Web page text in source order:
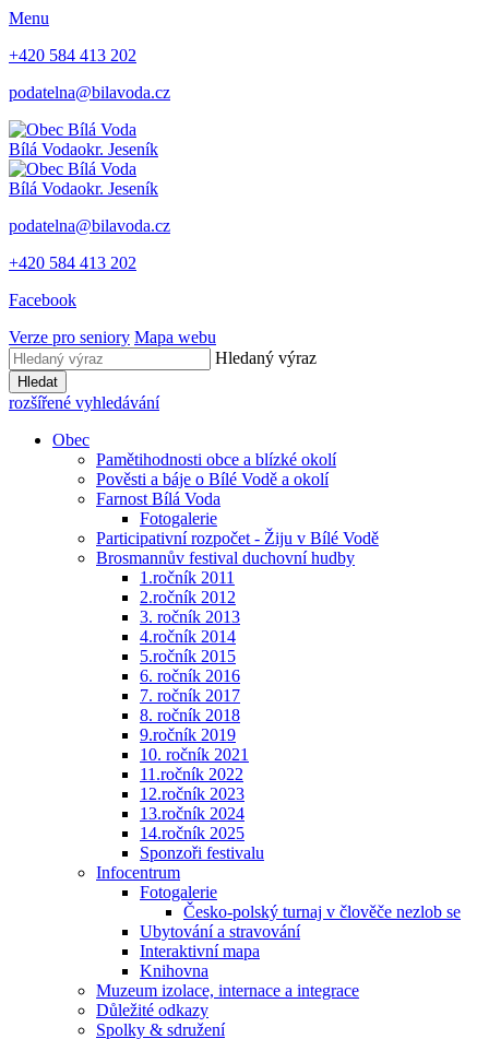
Menu
+420 584 413 202
podatelna@bilavoda.cz
Bílá Vodaokr. Jeseník
Bílá Vodaokr. Jeseník
podatelna@bilavoda.cz
+420 584 413 202
Facebook
Verze pro seniory Mapa webu
Hledaný výraz
Hledat
rozšířené vyhledávání
Obec
Pamětihodnosti obce a blízké okolí
Pověsti a báje o Bílé Vodě a okolí
Farnost Bílá Voda
Fotogalerie
Participativní rozpočet - Žiju v Bílé Vodě
Brosmannův festival duchovní hudby
1.ročník 2011
2.ročník 2012
3. ročník 2013
4.ročník 2014
5.ročník 2015
6. ročník 2016
7. ročník 2017
8. ročník 2018
9.ročník 2019
10. ročník 2021
11.ročník 2022
12.ročník 2023
13.ročník 2024
14.ročník 2025
Sponzoři festivalu
Infocentrum
Fotogalerie
Česko-polský turnaj v člověče nezlob se
Ubytování a stravování
Interaktivní mapa
Knihovna
Muzeum izolace, internace a integrace
Důležité odkazy
Spolky & sdružení